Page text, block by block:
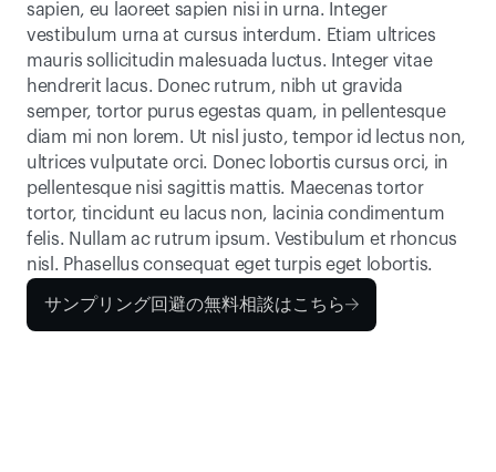
sapien, eu laoreet sapien nisi in urna. Integer
vestibulum urna at cursus interdum. Etiam ultrices
mauris sollicitudin malesuada luctus. Integer vitae
hendrerit lacus. Donec rutrum, nibh ut gravida
semper, tortor purus egestas quam, in pellentesque
diam mi non lorem. Ut nisl justo, tempor id lectus non,
ultrices vulputate orci. Donec lobortis cursus orci, in
pellentesque nisi sagittis mattis. Maecenas tortor
tortor, tincidunt eu lacus non, lacinia condimentum
felis. Nullam ac rutrum ipsum. Vestibulum et rhoncus
nisl. Phasellus consequat eget turpis eget lobortis.
サンプリング回避の無料相談はこちら